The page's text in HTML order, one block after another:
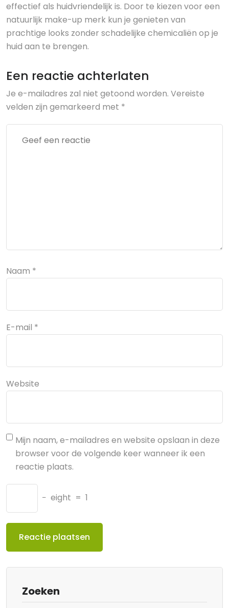
effectief als huidvriendelijk is. Door te kiezen voor een
natuurlijk make-up merk kun je genieten van
prachtige looks zonder schadelijke chemicaliën op je
huid aan te brengen.
Een reactie achterlaten
Je e-mailadres zal niet getoond worden. Vereiste
velden zijn gemarkeerd met *
Naam *
E-mail *
Website
Mijn naam, e-mailadres en website opslaan in deze
browser voor de volgende keer wanneer ik een
reactie plaats.
− eight = 1
Zoeken